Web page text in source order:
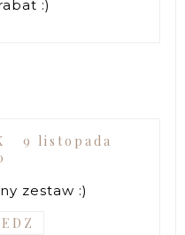
:)
9 listopada
zestaw :)